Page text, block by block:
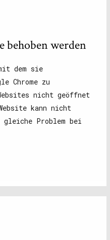
behoben werden
dem sie
Chrome zu
nicht geöffnet
kann nicht
gleiche Problem bei